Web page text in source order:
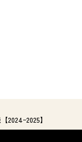
ｰ2025】